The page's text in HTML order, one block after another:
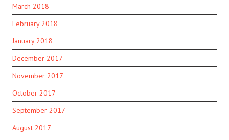
March 2018
February 2018
January 2018
December 2017
November 2017
October 2017
September 2017
August 2017